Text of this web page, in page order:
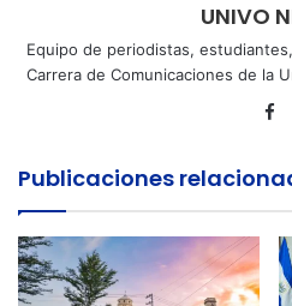
UNIVO
Equipo de periodistas,
Carrera de Comunicaciones de la
Publicaciones